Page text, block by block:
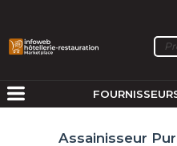
Assainisseur